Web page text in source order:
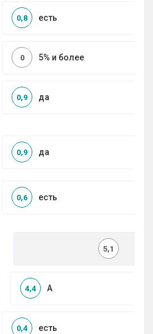
есть
0,8
5% и более
0
да
0,9
да
0,9
есть
0,6
5,1
A
4,4
есть
0,4